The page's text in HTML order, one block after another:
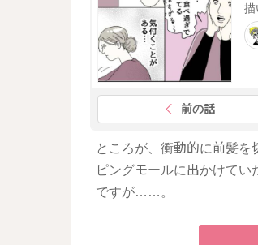
描
前の話
ところが、衝動的に前髪
ピングモールに出かけて
ですが……。